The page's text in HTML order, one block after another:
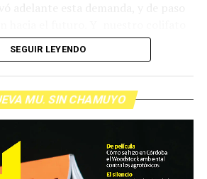
va a dar una definición
normales y los anormales. Como
que llega con música y con El
el programa completo)
de audio:Bloque 1/Bloque 2
SEGUIR LEYENDO
MU. SIN CHAMUYO